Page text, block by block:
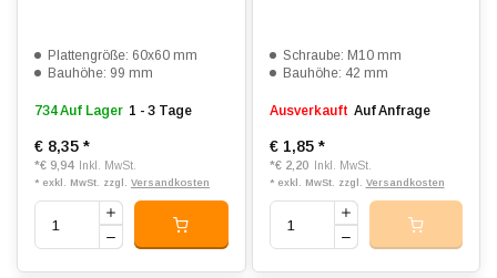
Plattengröße: 60x60 mm
Bauhöhe: 99 mm
734 Auf Lager 1 - 3 Tage
€ 8,35 *
*€ 9,94 Inkl. MwSt.
* exkl. MwSt. zzgl. Versandkosten
Schraube: M10 mm
Bauhöhe: 42 mm
Ausverkauft Auf Anfrage
€ 1,85 *
*€ 2,20 Inkl. MwSt.
* exkl. MwSt. zzgl. Versandkosten